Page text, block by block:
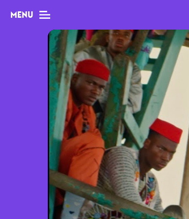
MENU
MAG
Dossiers
Tops
Interviews
Chroniques
Sorties
Newsletter